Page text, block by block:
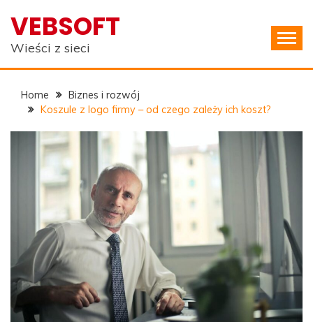
content
VEBSOFT
Wieści z sieci
Home
Biznes i rozwój
Koszule z logo firmy – od czego zależy ich koszt?